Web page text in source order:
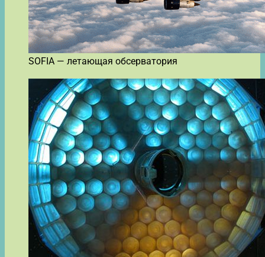
SOFIA — летающая обсерватория